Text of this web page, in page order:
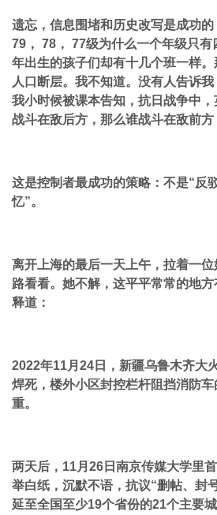
遗忘，信息围堵和历史改写是成功
79， 78， 77级为什么一个年级只
年出生的孩子们却有十几个班一样
人口断层。我不知道。没有人告诉
我小时候被课本告知，抗日战争中
战斗在敌后方，那么谁战斗在敌前方
这是控制者最成功的策略：不是“反
忆”。
离开上海的最后一天上午，拉着一
路看看。她不解，这平平常常的地
释道：
2022年11月24日，新疆乌鲁木齐大
焊死，楼外小区封控栏杆阻挡消防
重。
两天后，11月26日南京传媒大学里
举白纸，沉默不语，抗议“删帖、封
延至全国至少19个省份的21个主要城